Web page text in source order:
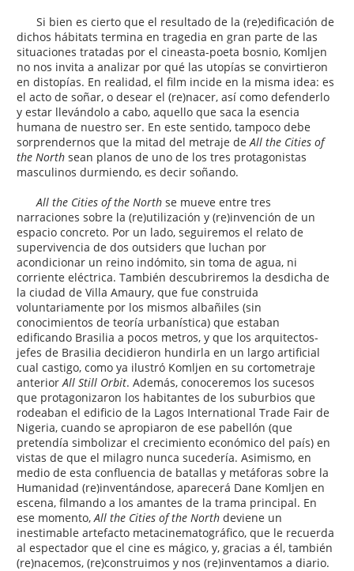
Si bien es cierto que el resultado de la (re)edificación de
dichos hábitats termina en tragedia en gran parte de las
situaciones tratadas por el cineasta-poeta bosnio, Komljen
no nos invita a analizar por qué las utopías se convirtieron
en distopías. En realidad, el film incide en la misma idea: es
el acto de soñar, o desear el (re)nacer, así como defenderlo
y estar llevándolo a cabo, aquello que saca la esencia
humana de nuestro ser. En este sentido, tampoco debe
sorprendernos que la mitad del metraje deAll the Cities of
the North sean planos de uno de los tres protagonistas
masculinos durmiendo, es decir soñando.
All the Cities of the Northse mueve entre tres
narraciones sobre la (re)utilización y (re)invención de un
espacio concreto. Por un lado, seguiremos el relato de
supervivencia de dos outsiders que luchan por
acondicionar un reino indómito, sin toma de agua, ni
corriente eléctrica. También descubriremos la desdicha de
la ciudad de Villa Amaury, que fue construida
voluntariamente por los mismos albañiles (sin
conocimientos de teoría urbanística) que estaban
edificando Brasilia a pocos metros, y que los arquitectos-
jefes de Brasilia decidieron hundirla en un largo artificial
cual castigo, como ya ilustró Komljen en su cortometraje
anteriorAll Still Orbit. Además, conoceremos los sucesos
que protagonizaron los habitantes de los suburbios que
rodeaban el edificio de la Lagos International Trade Fair de
Nigeria, cuando se apropiaron de ese pabellón (que
pretendía simbolizar el crecimiento económico del país) en
vistas de que el milagro nunca sucedería. Asimismo, en
medio de esta confluencia de batallas y metáforas sobre la
Humanidad (re)inventándose, aparecerá Dane Komljen en
escena, filmando a los amantes de la trama principal. En
ese momento,All the Cities of the North deviene un
inestimable artefacto metacinematográfico, que le recuerda
al espectador que el cine es mágico, y, gracias a él, también
(re)nacemos, (re)construimos y nos (re)inventamos a diario.